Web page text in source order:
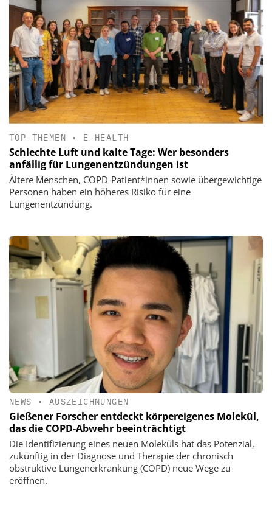
TOP-THEMEN • E-HEALTH
Schlechte Luft und kalte Tage: Wer besonders
anfällig für Lungenentzündungen ist
Ältere Menschen, COPD-Patient*innen sowie übergewichtige
Personen haben ein höheres Risiko für eine
Lungenentzündung.
NEWS • AUSZEICHNUNGEN
Gießener Forscher entdeckt körpereigenes Molekül,
das die COPD-Abwehr beeinträchtigt
Die Identifizierung eines neuen Moleküls hat das Potenzial,
zukünftig in der Diagnose und Therapie der chronisch
obstruktive Lungenerkrankung (COPD) neue Wege zu
eröffnen.